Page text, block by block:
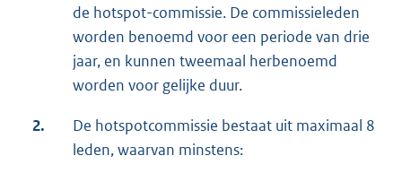
de hotspot-commissie. De commissieleden
worden benoemd voor een periode van drie
jaar, en kunnen tweemaal herbenoemd
worden voor gelijke duur.
2.
De hotspotcommissie bestaat uit maximaal 8
leden, waarvan minstens: